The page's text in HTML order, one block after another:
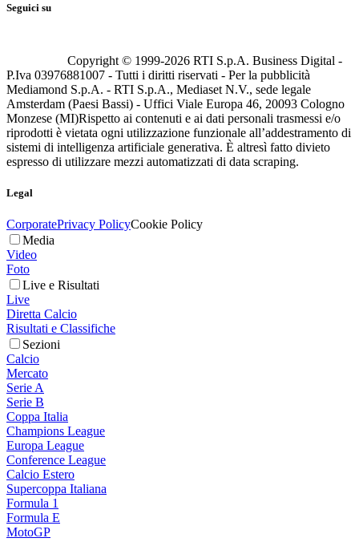
Seguici su
Copyright © 1999-2026 RTI S.p.A. Business Digital -
P.Iva 03976881007 - Tutti i diritti riservati - Per la pubblicità
Mediamond S.p.A. - RTI S.p.A., Mediaset N.V., sede legale
Amsterdam (Paesi Bassi) - Uffici Viale Europa 46, 20093 Cologno
Monzese (MI)Rispetto ai contenuti e ai dati personali trasmessi e/o
riprodotti è vietata ogni utilizzazione funzionale all’addestramento di
sistemi di intelligenza artificiale generativa. È altresì fatto divieto
espresso di utilizzare mezzi automatizzati di data scraping.
Legal
CorporatePrivacy PolicyCookie Policy
Media
Video
Foto
Live e Risultati
Live
Diretta Calcio
Risultati e Classifiche
Sezioni
Calcio
Mercato
Serie A
Serie B
Coppa Italia
Champions League
Europa League
Conference League
Calcio Estero
Supercoppa Italiana
Formula 1
Formula E
MotoGP